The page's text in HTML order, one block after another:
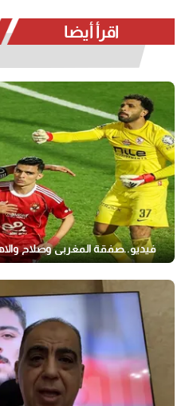
اقرأ أيضا
فيديو..صفقة المغربى وصلاح